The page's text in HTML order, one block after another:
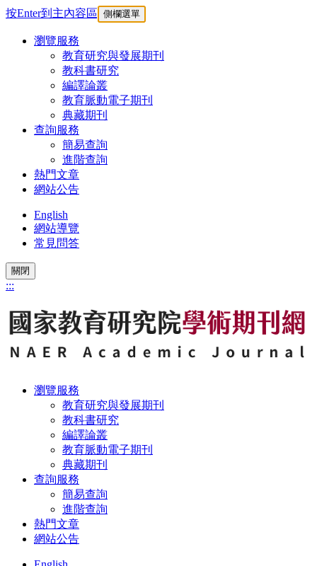
按Enter到主內容區 側欄選單
瀏覽服務
教育研究與發展期刊
教科書研究
編譯論叢
教育脈動電子期刊
典藏期刊
查詢服務
簡易查詢
進階查詢
熱門文章
網站公告
English
網站導覽
常見問答
關閉
:::
瀏覽服務
教育研究與發展期刊
教科書研究
編譯論叢
教育脈動電子期刊
典藏期刊
查詢服務
簡易查詢
進階查詢
熱門文章
網站公告